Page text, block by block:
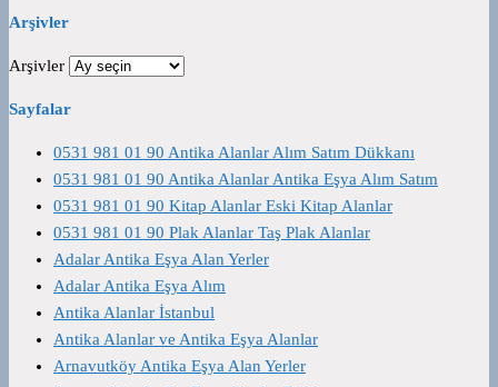
Arşivler
Arşivler
Sayfalar
0531 981 01 90 Antika Alanlar Alım Satım Dükkanı
0531 981 01 90 Antika Alanlar Antika Eşya Alım Satım
0531 981 01 90 Kitap Alanlar Eski Kitap Alanlar
0531 981 01 90 Plak Alanlar Taş Plak Alanlar
Adalar Antika Eşya Alan Yerler
Adalar Antika Eşya Alım
Antika Alanlar İstanbul
Antika Alanlar ve Antika Eşya Alanlar
Arnavutköy Antika Eşya Alan Yerler